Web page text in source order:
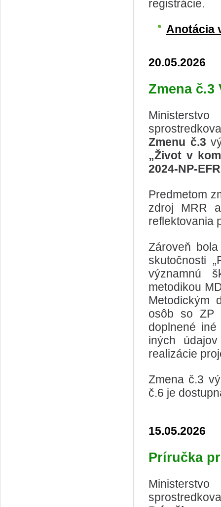
registrácie.
Anotácia
20.05.2026
Zmena
Zmenu č.3
„Život v
2024-NP-
Predmetom
zdroj MRR
reflektovania
Zároveň
skutočnosti
významnú
metodikou
Metodickým
osôb so ZP
doplnené
iných
realizácie
Zmena č.3
č.6 je
15.05.2026
Príručka